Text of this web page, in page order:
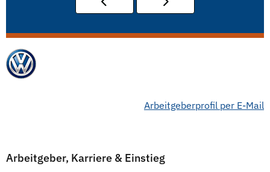
Arbeitgeberprofil per E-Mail
Arbeitgeber, Karriere & Einstieg